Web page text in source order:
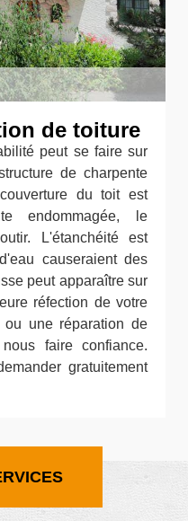
de toiture
peut se faire sur
de charpente
du toit est
endommagée, le
L'étanchéité est
causeraient des
peut apparaître sur
réfection de votre
ou une réparation de
faire confiance.
gratuitement